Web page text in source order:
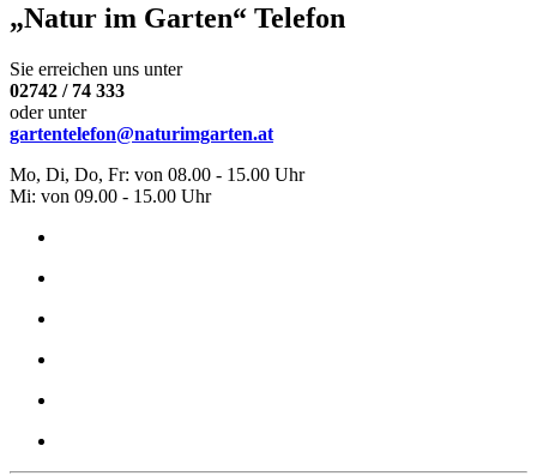
„Natur im Garten“ Telefon
Sie erreichen uns unter
02742 / 74 333
oder unter
gartentelefon@naturimgarten.at
Mo, Di, Do, Fr: von 08.00 - 15.00 Uhr
Mi: von 09.00 - 15.00 Uhr